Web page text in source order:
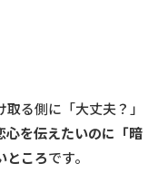
る側に「大丈夫？」
心を伝えたいのに「暗
ところです。